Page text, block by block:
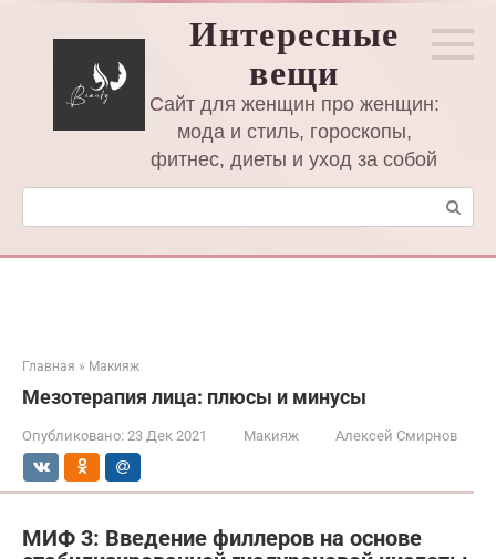
Интересные
вещи
Сайт для женщин про женщин:
мода и стиль, гороскопы,
фитнес, диеты и уход за собой
Поиск:
Главная » Макияж
Мезотерапия лица: плюсы и минусы
Опубликовано: 23 Дек 2021 Макияж Алексей Смирнов
МИФ 3: Введение филлеров на основе